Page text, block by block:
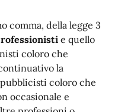
comma, della legge 3
e quello
coloro che
la
coloro che
occasionale e